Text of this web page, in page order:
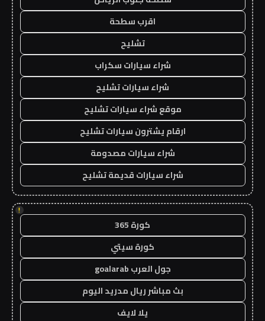
اقرب سطحة
تشليح
شراء سيارات سكراب
شراء سيارات تشليح
موقع شراء سيارات تشليح
ارقام يشترون سيارات تشليح
شراء سيارات مصدومة
شراء سيارات قديمة تشليح
!
كورة 365
كورة سيتي
جول العرب goalarab
بث مباشر ريال مدريد اليوم
يلا لايف